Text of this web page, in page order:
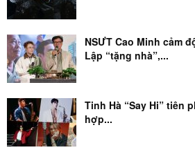
NSƯT Cao Minh cảm
Lập “tặng nhà”,...
Tinh Hà “Say Hi” tiên
hợp...